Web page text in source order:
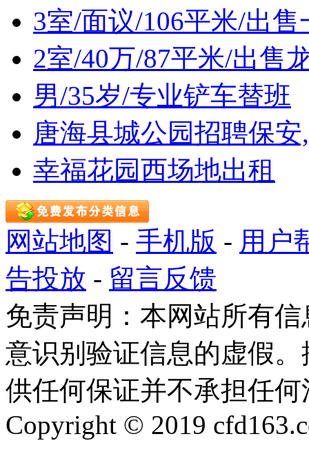
3室/面议/106平米/出
2室/40万/87平米/出售
男/35岁/专业铲车替班
唐海县城公园招聘保安
幸福花园西场地出租
网站地图 - 手机版 - 用户
告投放 - 留言反馈
免责声明：本网站所有
意识别验证信息的虚假
供任何保证并不承担任
Copyright © 2019